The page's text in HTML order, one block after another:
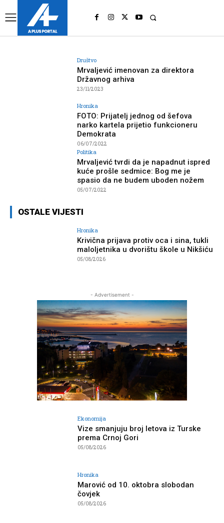
Društvo
Mrvaljević imenovan za direktora
Državnog arhiva
23/11/2023
Hronika
FOTO: Prijatelj jednog od šefova
narko kartela prijetio funkcioneru
Demokrata
06/07/2022
Politika
Mrvaljević tvrdi da je napadnut ispred
kuće prošle sedmice: Bog me je
spasio da ne budem uboden nožem
05/07/2022
OSTALE VIJESTI
Hronika
Krivična prijava protiv oca i sina, tukli
maloljetnika u dvorištu škole u Nikšiću
05/08/2026
- Advertisement -
Ekonomija
Vize smanjuju broj letova iz Turske
prema Crnoj Gori
05/08/2026
Hronika
Marović od 10. oktobra slobodan
čovjek
05/08/2026